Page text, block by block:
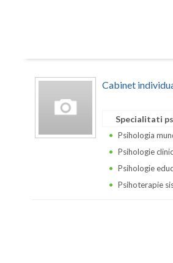
Cabinet
Specialitati
Psihologia
Psihologie
Psihologie
Psihoterapie